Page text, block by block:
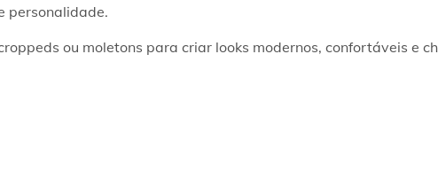
personalidade.
ou moletons para criar looks modernos, confortáveis e